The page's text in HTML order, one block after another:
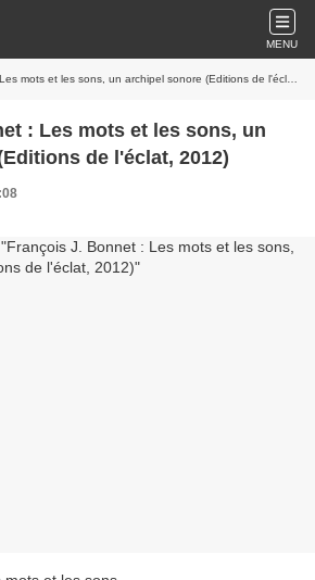
MENU
mots et les sons, un archipel sonore (Editions de l'éclat, 2012)
: Les mots et les sons, un
de l'éclat, 2012)